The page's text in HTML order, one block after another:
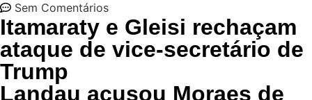
Sem Comentários
Itamaraty e Gleisi rechaçam
ataque de vice-secretário de
Trump
Landau acusou Moraes de